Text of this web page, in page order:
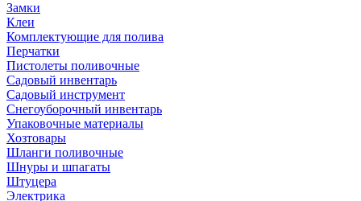
Замки
Клеи
Комплектующие для полива
Перчатки
Пистолеты поливочные
Садовый инвентарь
Садовый инструмент
Снегоуборочный инвентарь
Упаковочные материалы
Хозтовары
Шланги поливочные
Шнуры и шпагаты
Штуцера
Электрика